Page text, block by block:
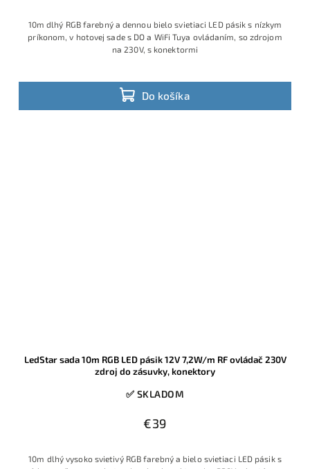
Do košíka
10m dlhý RGB farebný a dennou bielo svietiaci LED pásik s nízkym
príkonom, v hotovej sade s DO a WiFi Tuya ovládaním, so zdrojom
na 230V, s konektormi
LedStar sada 10m RGB LED pásik 12V 7,2W/m RF ovládač 230V
zdroj do zásuvky, konektory
✅ SKLADOM
€39
10m dlhý vysoko svietivý RGB farebný a bielo svietiaci LED pásik s